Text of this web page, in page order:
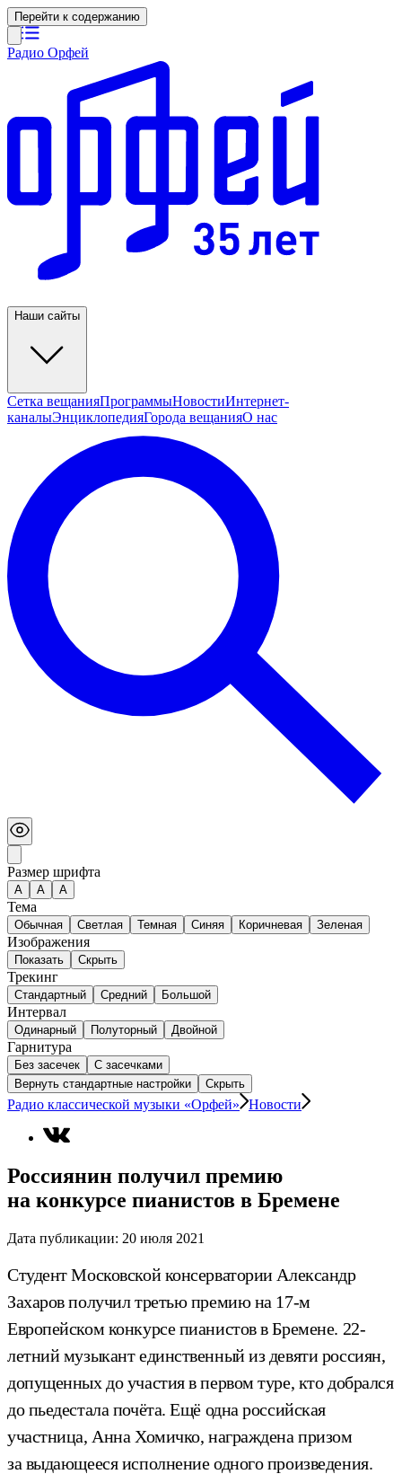
Перейти к содержанию
Радио Орфей
Наши сайты
Сетка вещанияПрограммыНовостиИнтернет-
каналыЭнциклопедияГорода вещанияО нас
Размер шрифта
А A A
Тема
Обычная Светлая Темная Синяя Коричневая Зеленая
Изображения
Показать Скрыть
Трекинг
Стандартный Средний Большой
Интервал
Одинарный Полуторный Двойной
Гарнитура
Без засечек
С засечками
Вернуть стандартные настройки
Скрыть
Радио классической музыки «Орфей» Новости
Россиянин получил премию
на конкурсе пианистов в Бремене
Дата публикации: 20 июля 2021
Студент Московской консерватории Александр
Захаров получил третью премию на 17-м
Европейском конкурсе пианистов в Бремене. 22-
летний музыкант единственный из девяти россиян,
допущенных до участия в первом туре, кто добрался
до пьедестала почёта. Ещё одна российская
участница, Анна Хомичко, награждена призом
за выдающееся исполнение одного произведения.